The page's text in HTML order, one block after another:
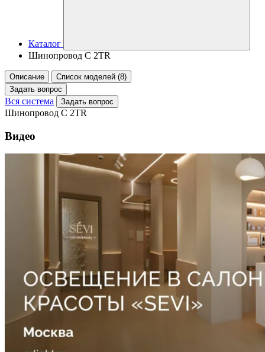
Каталог
Шинопровод C 2TR
Описание
Список моделей (8)
Задать вопрос
Вся система Задать вопрос
Шинопровод C 2TR
Видео